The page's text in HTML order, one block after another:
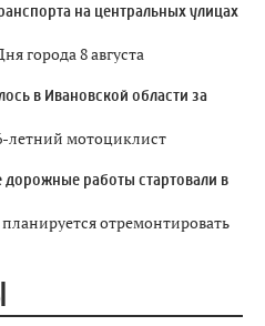
на центральных улицах
города 8 августа
в Ивановской области за
летний мотоциклист
работы стартовали в
отремонтировать